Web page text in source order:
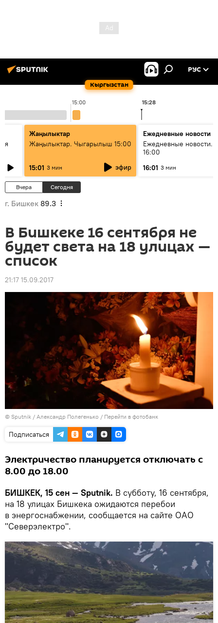
Кыргызстан
РУС
15:00 15:28
Жаңылыктар
Жаңылыктар. Чыгарылыш 15:00
15:01 3 мин эфир
Ежедневные новости
Ежедневные новости.
16:00
16:01 3 мин
Вчера Сегодня
г. Бишкек 89.3
В Бишкеке 16 сентября не
будет света на 18 улицах —
список
21:17 15.09.2017
© Sputnik / Александр Полегенько / Перейти в фотобанк
Подписаться
Электричество планируется отключать с
8.00 до 18.00
БИШКЕК, 15 сен — Sputnik. В субботу, 16 сентября,
на 18 улицах Бишкека ожидаются перебои
в энергоснабжении, сообщается на сайте ОАО
"Северэлектро".